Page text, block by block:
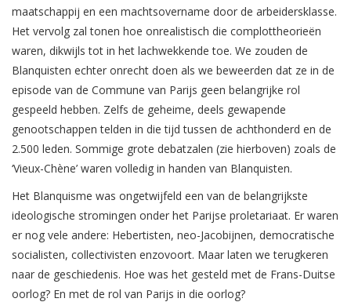
maatschappij en een machtsovername door de arbeidersklasse.
Het vervolg zal tonen hoe onrealistisch die complottheorieën
waren, dikwijls tot in het lachwekkende toe. We zouden de
Blanquisten echter onrecht doen als we beweerden dat ze in de
episode van de Commune van Parijs geen belangrijke rol
gespeeld hebben. Zelfs de geheime, deels gewapende
genootschappen telden in die tijd tussen de achthonderd en de
2.500 leden. Sommige grote debatzalen (zie hierboven) zoals de
‘Vieux-Chène’ waren volledig in handen van Blanquisten.
Het Blanquisme was ongetwijfeld een van de belangrijkste
ideologische stromingen onder het Parijse proletariaat. Er waren
er nog vele andere: Hebertisten, neo-Jacobijnen, democratische
socialisten, collectivisten enzovoort. Maar laten we terugkeren
naar de geschiedenis. Hoe was het gesteld met de Frans-Duitse
oorlog? En met de rol van Parijs in die oorlog?